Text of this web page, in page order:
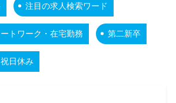
注目の求人検索ワード
ートワーク・在宅勤務 第二新卒
日休み